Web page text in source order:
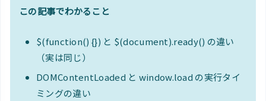
この記事でわかること
$(function() {}) と $(document).ready() の違い
（実は同じ）
DOMContentLoaded と window.load の実行タイ
ミングの違い